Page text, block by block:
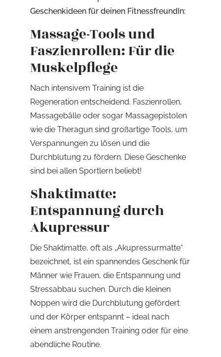
Geschenkideen für deinen FitnessfreundIn:
Massage-Tools und
Faszienrollen: Für die
Muskelpflege
Nach intensivem Training ist die
Regeneration entscheidend. Faszienrollen,
Massagebälle oder sogar Massagepistolen
wie die Theragun sind großartige Tools, um
Verspannungen zu lösen und die
Durchblutung zu fördern. Diese Geschenke
sind bei allen Sportlern beliebt!
Shaktimatte:
Entspannung durch
Akupressur
Die Shaktimatte, oft als „Akupressurmatte“
bezeichnet, ist ein spannendes Geschenk für
Männer wie Frauen, die Entspannung und
Stressabbau suchen. Durch die kleinen
Noppen wird die Durchblutung gefördert
und der Körper entspannt – ideal nach
einem anstrengenden Training oder für eine
abendliche Routine.